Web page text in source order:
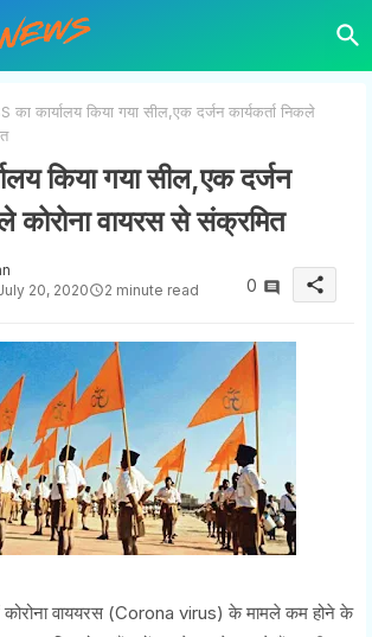
का कार्यालय किया गया सील,एक दर्जन कार्यकर्ता निकले
किया गया सील,एक दर्जन
कोरोना वायरस से संक्रमित
20, 2020
2 minute read 0 share
वाययरस (Corona virus) के मामले कम होने के